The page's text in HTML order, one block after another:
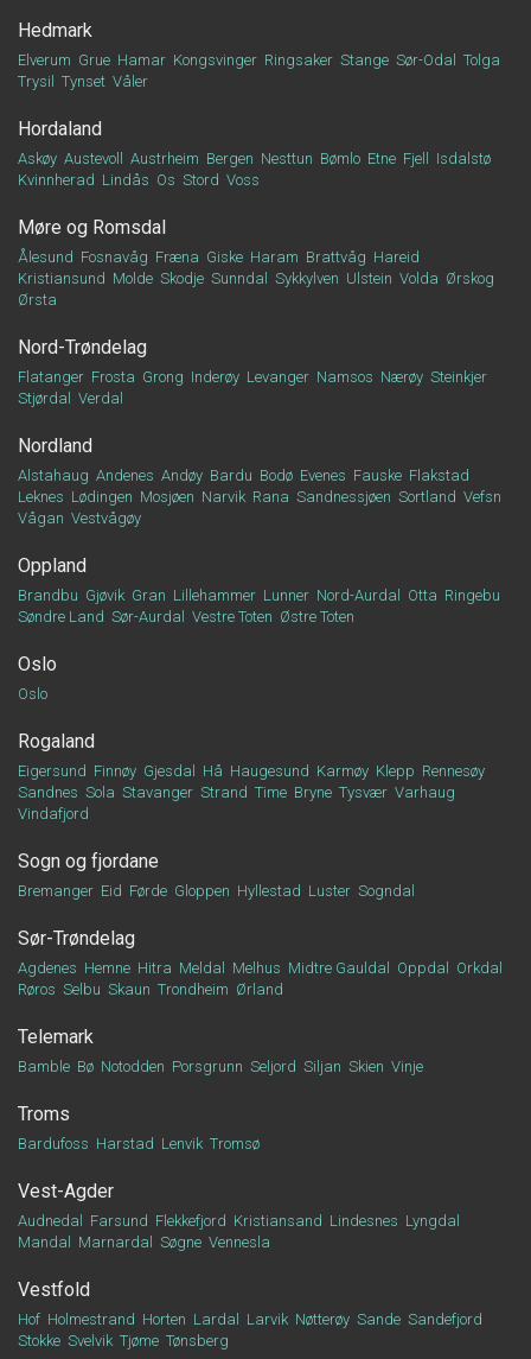
Hedmark
Elverum Grue Hamar Kongsvinger Ringsaker Stange Sør-Odal
Tolga
Trysil
Tynset Våler
Hordaland
Askøy Austevoll Austrheim Bergen Nesttun Bømlo Etne Fjell
Isdalstø
Kvinnherad Lindås Os Stord Voss
Møre og Romsdal
Ålesund Fosnavåg Fræna Giske Haram Brattvåg Hareid
Kristiansund Molde Skodje Sunndal Sykkylven Ulstein Volda Ørskog
Ørsta
Nord-Trøndelag
Flatanger Frosta Grong Inderøy Levanger Namsos Nærøy Steinkjer
Stjørdal
Verdal
Nordland
Alstahaug Andenes Andøy Bardu Bodø Evenes Fauske Flakstad
Leknes Lødingen Mosjøen Narvik Rana Sandnessjøen Sortland Vefsn
Vågan Vestvågøy
Oppland
Brandbu Gjøvik Gran Lillehammer Lunner Nord-Aurdal Otta Ringebu
Søndre Land Sør-Aurdal Vestre Toten Østre Toten
Oslo
Oslo
Rogaland
Eigersund Finnøy Gjesdal Hå Haugesund Karmøy Klepp Rennesøy
Sandnes Sola Stavanger Strand Time Bryne Tysvær Varhaug
Vindafjord
Sogn og fjordane
Bremanger Eid Førde Gloppen Hyllestad Luster Sogndal
Sør-Trøndelag
Agdenes Hemne Hitra Meldal Melhus Midtre Gauldal Oppdal
Orkdal
Røros Selbu Skaun Trondheim Ørland
Telemark
Bamble Bø Notodden Porsgrunn Seljord Siljan Skien Vinje
Troms
Bardufoss Harstad Lenvik Tromsø
Vest-Agder
Audnedal Farsund Flekkefjord Kristiansand Lindesnes Lyngdal
Mandal
Marnardal Søgne Vennesla
Vestfold
Hof Holmestrand Horten Lardal Larvik Nøtterøy Sande Sandefjord
Stokke Svelvik Tjøme Tønsberg